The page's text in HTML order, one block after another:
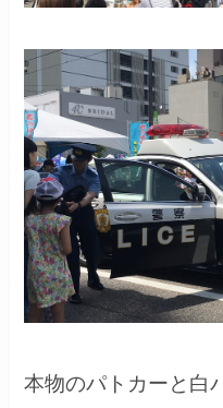
本物のパトカーと白